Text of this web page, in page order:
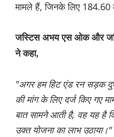
मामले हैं, जिनके लिए 184.60
जस्टिस अभय एस ओक और
ने कहा,
"अगर हम हिट एंड रन सड़क
की मांग के लिए दर्ज किए गए
बात सामने आती है, वह यह है
उक्त योजना का लाभ उठाया।"